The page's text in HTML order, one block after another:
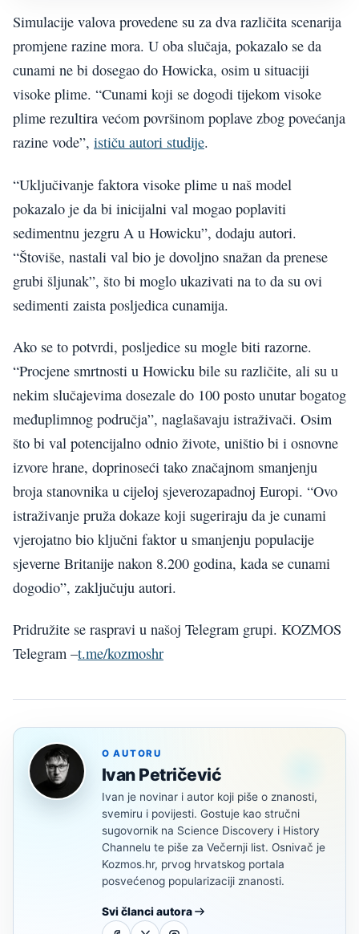
Simulacije valova provedene su za dva različita scenarija
promjene razine mora. U oba slučaja, pokazalo se da
cunami ne bi dosegao do Howicka, osim u situaciji
visoke plime. “Cunami koji se dogodi tijekom visoke
plime rezultira većom površinom poplave zbog povećanja
razine vode”, ističu autori studije.
“Uključivanje faktora visoke plime u naš model
pokazalo je da bi inicijalni val mogao poplaviti
sedimentnu jezgru A u Howicku”, dodaju autori.
“Štoviše, nastali val bio je dovoljno snažan da prenese
grubi šljunak”, što bi moglo ukazivati na to da su ovi
sedimenti zaista posljedica cunamija.
Ako se to potvrdi, posljedice su mogle biti razorne.
“Procjene smrtnosti u Howicku bile su različite, ali su u
nekim slučajevima dosezale do 100 posto unutar bogatog
međuplimnog područja”, naglašavaju istraživači. Osim
što bi val potencijalno odnio živote, uništio bi i osnovne
izvore hrane, doprinoseći tako značajnom smanjenju
broja stanovnika u cijeloj sjeverozapadnoj Europi. “Ovo
istraživanje pruža dokaze koji sugeriraju da je cunami
vjerojatno bio ključni faktor u smanjenju populacije
sjeverne Britanije nakon 8.200 godina, kada se cunami
dogodio”, zaključuju autori.
Pridružite se raspravi u našoj Telegram grupi. KOZMOS
Telegram –t.me/kozmoshr
O AUTORU
Ivan Petričević
Ivan je novinar i autor koji piše o znanosti,
svemiru i povijesti. Gostuje kao stručni
sugovornik na Science Discovery i History
Channelu te piše za Večernji list. Osnivač je
Kozmos.hr, prvog hrvatskog portala
posvećenog popularizaciji znanosti.
Svi članci autora